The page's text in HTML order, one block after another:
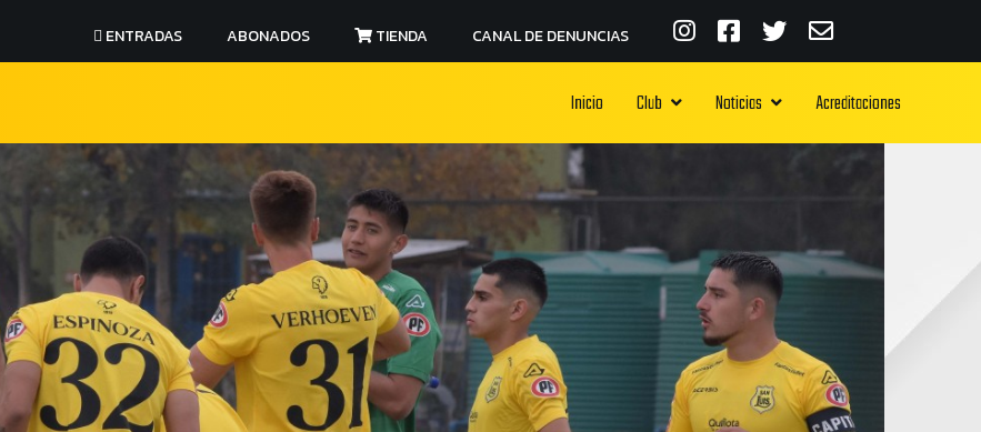
ENTRADAS ABONADOS TIENDA CANAL DE DENUNCIAS
Inicio Club Noticias Acreditaciones